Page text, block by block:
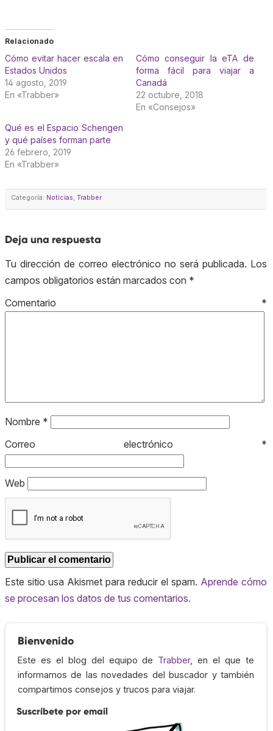
Relacionado
Cómo evitar hacer escala en
Estados Unidos
14 agosto, 2019
En «Trabber»
Cómo conseguir la eTA de
forma fácil para viajar a
Canadá
22 octubre, 2018
En «Consejos»
Qué es el Espacio Schengen
y qué países forman parte
26 febrero, 2019
En «Trabber»
Categoría: Noticias, Trabber
Deja una respuesta
Tu dirección de correo electrónico no será publicada. Los
campos obligatorios están marcados con *
Comentario *
Nombre *
Correo electrónico *
Web
Este sitio usa Akismet para reducir el spam. Aprende cómo
se procesan los datos de tus comentarios.
Bienvenido
Este es el blog del equipo de Trabber, en el que te
informamos de las novedades del buscador y también
compartimos consejos y trucos para viajar.
Suscríbete por email